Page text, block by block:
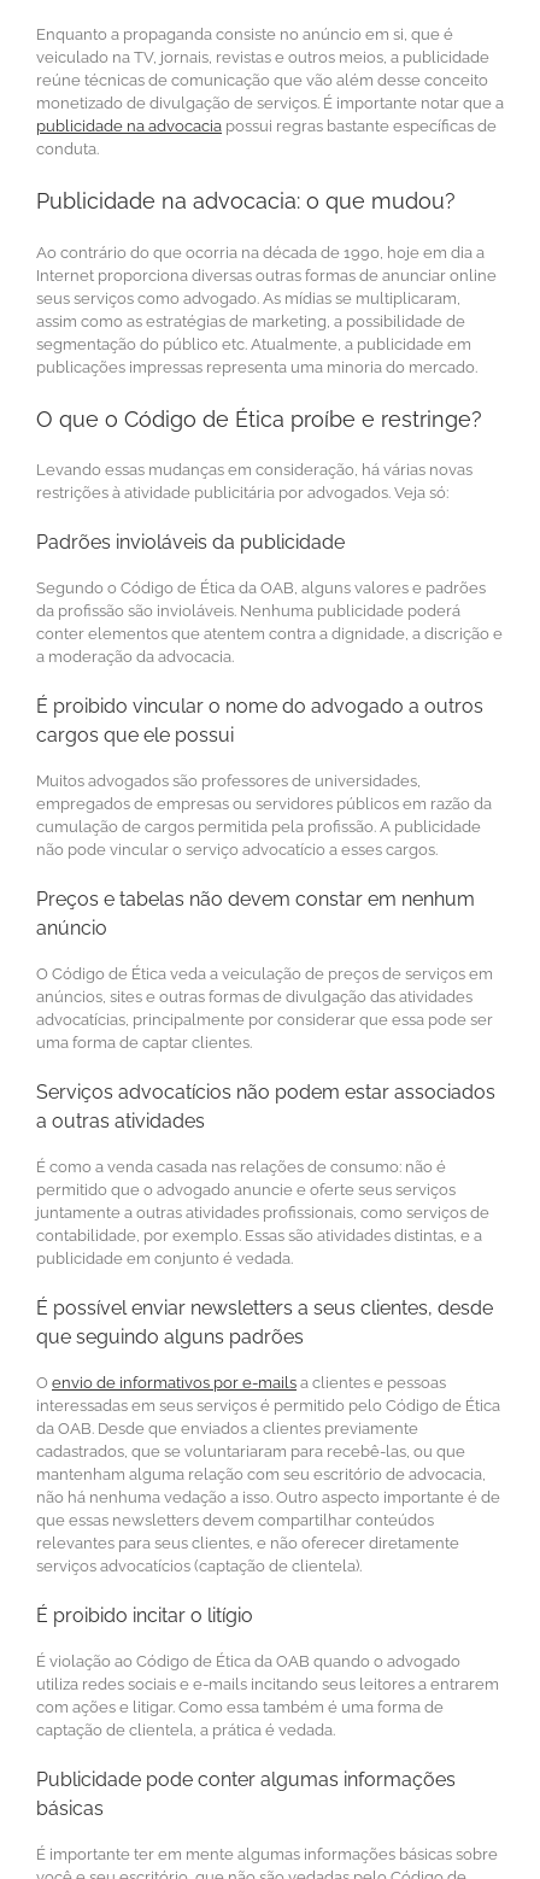
Enquanto a propaganda consiste no anúncio em si, que é
veiculado na TV, jornais, revistas e outros meios, a publicidade
reúne técnicas de comunicação que vão além desse conceito
monetizado de divulgação de serviços. É importante notar que a
publicidade na advocacia possui regras bastante específicas de
conduta.
Publicidade na advocacia: o que mudou?
Ao contrário do que ocorria na década de 1990, hoje em dia a
Internet proporciona diversas outras formas de anunciar online
seus serviços como advogado. As mídias se multiplicaram,
assim como as estratégias de marketing, a possibilidade de
segmentação do público etc. Atualmente, a publicidade em
publicações impressas representa uma minoria do mercado.
O que o Código de Ética proíbe e restringe?
Levando essas mudanças em consideração, há várias novas
restrições à atividade publicitária por advogados. Veja só:
Padrões invioláveis da publicidade
Segundo o Código de Ética da OAB, alguns valores e padrões
da profissão são invioláveis. Nenhuma publicidade poderá
conter elementos que atentem contra a dignidade, a discrição e
a moderação da advocacia.
É proibido vincular o nome do advogado a outros
cargos que ele possui
Muitos advogados são professores de universidades,
empregados de empresas ou servidores públicos em razão da
cumulação de cargos permitida pela profissão. A publicidade
não pode vincular o serviço advocatício a esses cargos.
Preços e tabelas não devem constar em nenhum
anúncio
O Código de Ética veda a veiculação de preços de serviços em
anúncios, sites e outras formas de divulgação das atividades
advocatícias, principalmente por considerar que essa pode ser
uma forma de captar clientes.
Serviços advocatícios não podem estar associados
a outras atividades
É como a venda casada nas relações de consumo: não é
permitido que o advogado anuncie e oferte seus serviços
juntamente a outras atividades profissionais, como serviços de
contabilidade, por exemplo. Essas são atividades distintas, e a
publicidade em conjunto é vedada.
É possível enviar newsletters a seus clientes, desde
que seguindo alguns padrões
O envio de informativos por e-mails a clientes e pessoas
interessadas em seus serviços é permitido pelo Código de Ética
da OAB. Desde que enviados a clientes previamente
cadastrados, que se voluntariaram para recebê-las, ou que
mantenham alguma relação com seu escritório de advocacia,
não há nenhuma vedação a isso. Outro aspecto importante é de
que essas newsletters devem compartilhar conteúdos
relevantes para seus clientes, e não oferecer diretamente
serviços advocatícios (captação de clientela).
É proibido incitar o litígio
É violação ao Código de Ética da OAB quando o advogado
utiliza redes sociais e e-mails incitando seus leitores a entrarem
com ações e litigar. Como essa também é uma forma de
captação de clientela, a prática é vedada.
Publicidade pode conter algumas informações
básicas
É importante ter em mente algumas informações básicas sobre